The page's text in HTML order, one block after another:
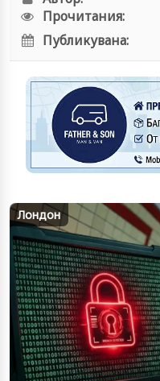
Прочитания:
Публикувана:
Лондон